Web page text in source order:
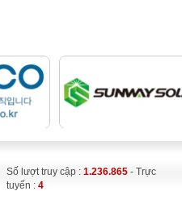
Số lượt truy cập : 1.236.865 - Trực
tuyến : 4